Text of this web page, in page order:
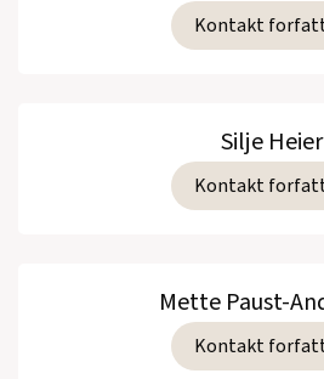
Kontakt
Silje Heier
Kontakt
Mette Paust-
Kontakt